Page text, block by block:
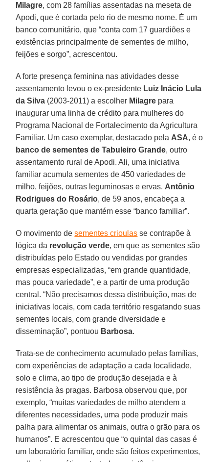
Milagre, com 28 famílias assentadas na meseta de
Apodi, que é cortada pelo rio de mesmo nome. É um
banco comunitário, que “conta com 17 guardiões e
existências principalmente de sementes de milho,
feijões e sorgo”, acrescentou.
A forte presença feminina nas atividades desse
assentamento levou o ex-presidente Luiz Inácio Lula
da Silva (2003-2011) a escolher Milagre para
inaugurar uma linha de crédito para mulheres do
Programa Nacional de Fortalecimento da Agricultura
Familiar. Um caso exemplar, destacado pela ASA, é o
banco de sementes de Tabuleiro Grande, outro
assentamento rural de Apodi. Ali, uma iniciativa
familiar acumula sementes de 450 variedades de
milho, feijões, outras leguminosas e ervas. Antônio
Rodrigues do Rosário, de 59 anos, encabeça a
quarta geração que mantém esse “banco familiar”.
O movimento desementes crioulas se contrapõe à
lógica da revolução verde, em que as sementes são
distribuídas pelo Estado ou vendidas por grandes
empresas especializadas, “em grande quantidade,
mas pouca variedade”, e a partir de uma produção
central. “Não precisamos dessa distribuição, mas de
iniciativas locais, com cada território resgatando suas
sementes locais, com grande diversidade e
disseminação”, pontuou Barbosa.
Trata-se de conhecimento acumulado pelas famílias,
com experiências de adaptação a cada localidade,
solo e clima, ao tipo de produção desejada e à
resistência às pragas. Barbosa observou que, por
exemplo, “muitas variedades de milho atendem a
diferentes necessidades, uma pode produzir mais
palha para alimentar os animais, outra o grão para os
humanos”. E acrescentou que “o quintal das casas é
um laboratório familiar, onde são feitos experimentos,